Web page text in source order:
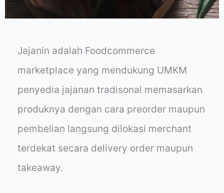
Jajanin adalah Foodcommerce
marketplace yang mendukung UMKM
penyedia jajanan tradisonal memasarkan
produknya dengan cara preorder maupun
pembelian langsung dilokasi merchant
terdekat secara delivery order maupun
takeaway.